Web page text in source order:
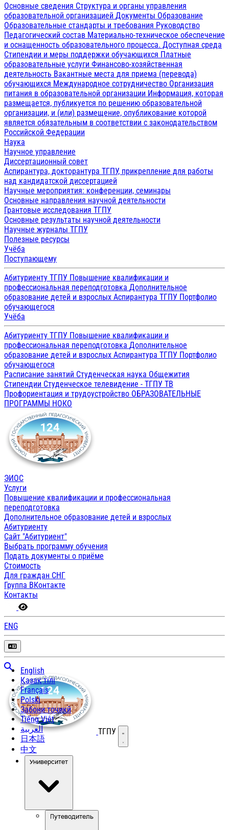
Основные сведения Структура и органы управления
образовательной организацией Документы Образование
Образовательные стандарты и требования Руководство
Педагогический состав Материально-техническое обеспечение
и оснащенность образовательного процесса. Доступная среда
Стипендии и меры поддержки обучающихся Платные
образовательные услуги Финансово-хозяйственная
деятельность Вакантные места для приема (перевода)
обучающихся Международное сотрудничество Организация
питания в образовательной организации Информация, которая
размещается, публикуется по решению образовательной
организации, и (или) размещение, опубликование которой
является обязательным в соответствии с законодательством
Российской Федерации
Наука
Научное управление
Диссертационный совет
Аспирантура, докторантура ТГПУ, прикрепление для работы
над кандидатской диссертацией
Научные мероприятия: конференции, семинары
Основные направления научной деятельности
Грантовые исследования ТГПУ
Основные результаты научной деятельности
Научные журналы ТГПУ
Полезные ресурсы
Учёба
Поступающему
Абитуриенту ТГПУ Повышение квалификации и
профессиональная переподготовка Дополнительное
образование детей и взрослых Аспирантура ТГПУ Портфолио
обучающегося
Учёба
Абитуриенту ТГПУ Повышение квалификации и
профессиональная переподготовка Дополнительное
образование детей и взрослых Аспирантура ТГПУ Портфолио
обучающегося
Расписание занятий Студенческая наука Общежития
Стипендии Студенческое телевидение - ТГПУ ТВ
Профориентация и трудоустройство ОБРАЗОВАТЕЛЬНЫЕ
ПРОГРАММЫ НОКО
ЭИОС
Услуги
Повышение квалификации и профессиональная
переподготовка
Дополнительное образование детей и взрослых
Абитуриенту
Сайт "Абитуриент"
Выбрать программу обучения
Подать документы о приёме
Стоимость
Для граждан СНГ
Группа ВКонтакте
Контакты
ENG
English
Қазақ тілі
Français
Polski
Забони тоҷикӣ
Tiếng Việt
العربية
日本語
中文
ТГПУ Открыть меню
Университет
Путеводитель